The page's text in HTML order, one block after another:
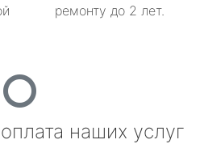
ремонту до 2 лет.
наших услуг